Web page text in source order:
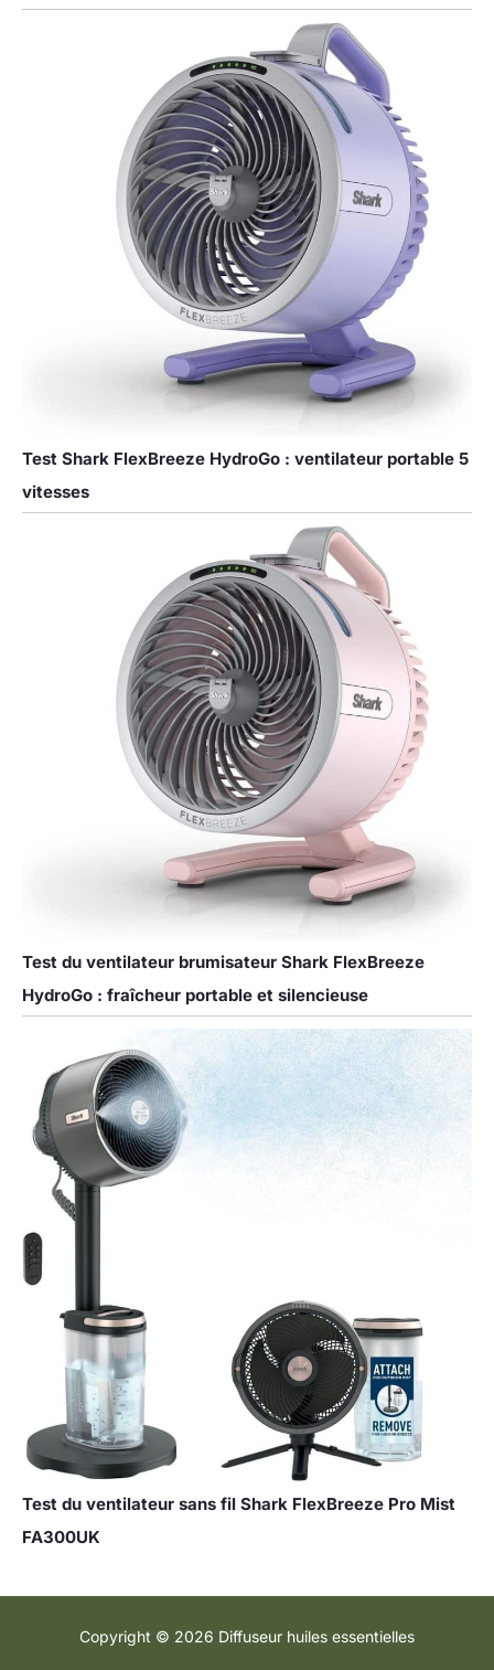
Test Shark FlexBreeze HydroGo : ventilateur portable 5
vitesses
Test du ventilateur brumisateur Shark FlexBreeze
HydroGo : fraîcheur portable et silencieuse
Test du ventilateur sans fil Shark FlexBreeze Pro Mist
FA300UK
Copyright © 2026 Diffuseur huiles essentielles